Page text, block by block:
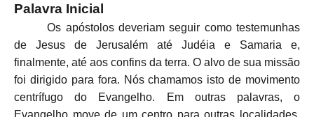
Palavra Inicial
Os apóstolos deveriam seguir como testemunhas
de Jesus de Jerusalém até Judéia e Samaria e,
finalmente, até aos confins da terra. O alvo de sua missão
foi dirigido para fora. Nós chamamos isto de movimento
centrífugo do Evangelho. Em outras palavras, o
Evangelho move de um centro para outras localidades.